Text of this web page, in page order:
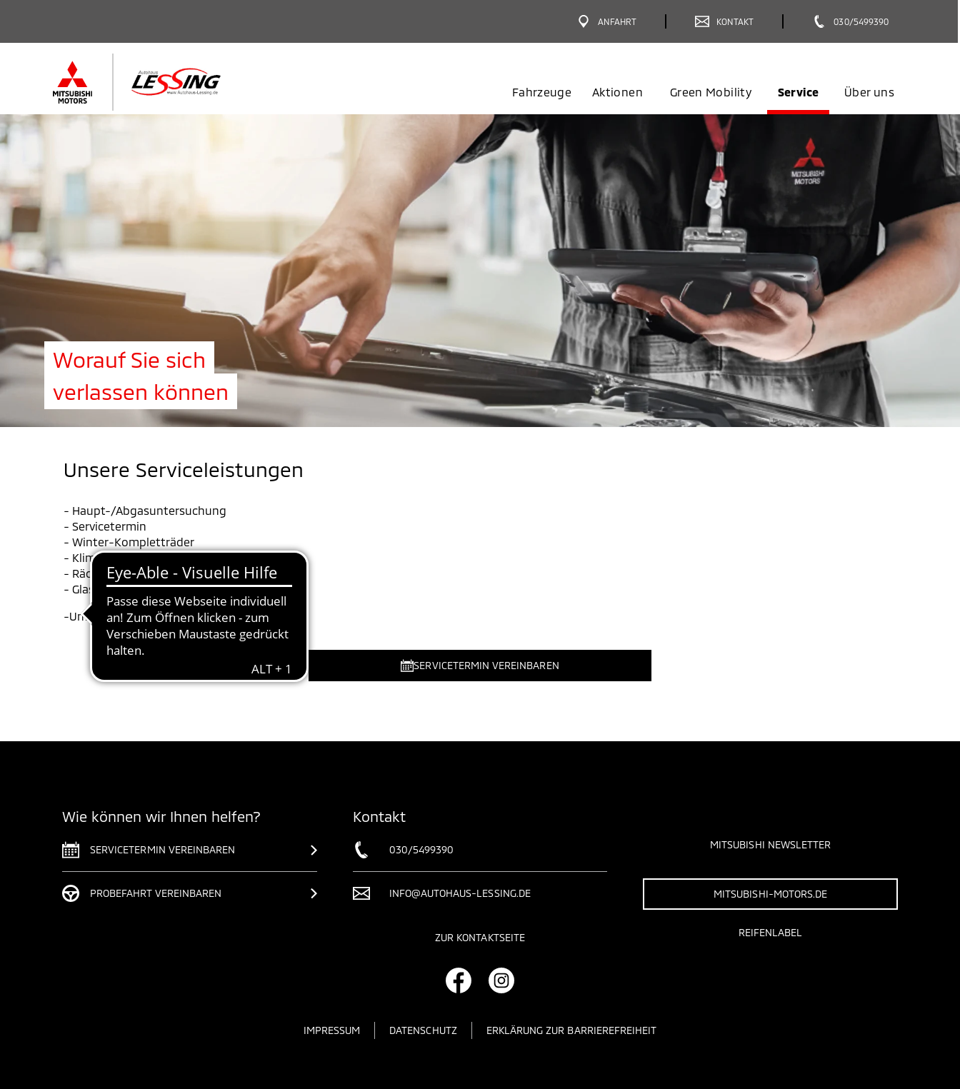
ANFAHRT KONTAKT 030/5499390
Fahrzeuge Aktionen Green Mobility Service Über uns
Worauf Sie sich
verlassen können
Unsere Serviceleistungen
- Haupt-/Abgasuntersuchung
- Servicetermin
- Winter-Kompletträder
- Klimawartung
- Rädereinlagerung
- Glasreparatur
-Unfallinstandsetzung
SERVICETERMIN VEREINBAREN
Wie können wir Ihnen helfen?
SERVICETERMIN VEREINBAREN
PROBEFAHRT VEREINBAREN
Kontakt
030/5499390
INFO@AUTOHAUS-LESSING.DE
ZUR KONTAKTSEITE
MITSUBISHI NEWSLETTER
MITSUBISHI-MOTORS.DE
REIFENLABEL
IMPRESSUM DATENSCHUTZ ERKLÄRUNG ZUR BARRIEREFREIHEIT